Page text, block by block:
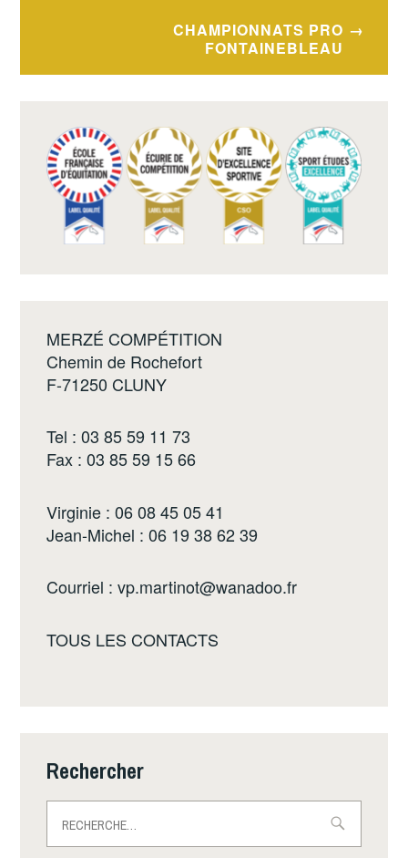
CHAMPIONNATS PRO
FONTAINEBLEAU
MERZÉ COMPÉTITION
Chemin de Rochefort
F-71250 CLUNY
Tel : 03 85 59 11 73
Fax : 03 85 59 15 66
Virginie : 06 08 45 05 41
Jean-Michel : 06 19 38 62 39
Courriel :vp.martinot@wanadoo.fr
TOUS LES CONTACTS
Rechercher